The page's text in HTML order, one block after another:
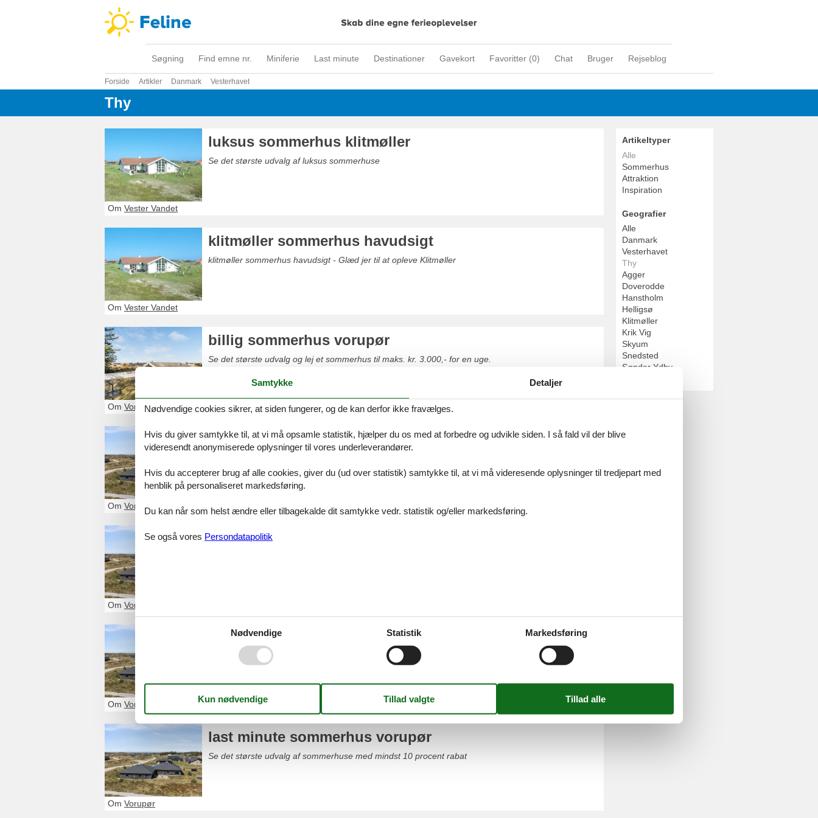
Søgning Find emne nr. Miniferie Last minute Destinationer Gavekort Favoritter (0) Chat Bruger Rejseblog
Forside Artikler Danmark Vesterhavet
Thy
luksus sommerhus klitmøller
Se det største udvalg af luksus sommerhuse
Om Vester Vandet
klitmøller sommerhus havudsigt
klitmøller sommerhus havudsigt - Glæd jer til at opleve Klitmøller
Om Vester Vandet
billig sommerhus vorupør
Se det største udvalg og lej et sommerhus til maks. kr. 3.000,- for en uge.
Om Vorupør
luksus sommerhus vorupør
Om Vorupør
poolhus vorupør
Om Vorupør
sommerhus med pool vorupør
Se det største udvalg af sommerhuse med pool
Om Vorupør
last minute sommerhus vorupør
Se det største udvalg af sommerhuse med mindst 10 procent rabat
Om Vorupør
Artikeltyper
Alle
Sommerhus
Attraktion
Inspiration
Geografier
Alle
Danmark
Vesterhavet
Thy
Agger
Doverodde
Hanstholm
Helligsø
Klitmøller
Krik Vig
Skyum
Snedsted
Sønder Ydby
Samtykke Detaljer
Nødvendige cookies sikrer, at siden fungerer, og de kan derfor ikke fravælges.
Hvis du giver samtykke til, at vi må opsamle statistik, hjælper du os med at forbedre og udvikle siden. I så fald vil der blive
videresendt anonymiserede oplysninger til vores underleverandører.
Hvis du accepterer brug af alle cookies, giver du (ud over statistik) samtykke til, at vi må videresende oplysninger til tredjepart med
henblik på personaliseret markedsføring.
Du kan når som helst ændre eller tilbagekalde dit samtykke vedr. statistik og/eller markedsføring.
Se også vores Persondatapolitik
Nødvendige Statistik Markedsføring